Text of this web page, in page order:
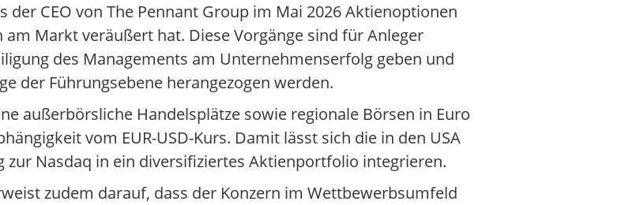
CEO von The Pennant Group im Mai 2026 Aktienoptionen
Markt veräußert hat. Diese Vorgänge sind für Anleger
des Managements am Unternehmenserfolg geben und
der Führungsebene herangezogen werden.
außerbörsliche Handelsplätze sowie regionale Börsen in Euro
vom EUR-USD-Kurs. Damit lässt sich die in den USA
Nasdaq in ein diversifiziertes Aktienportfolio integrieren.
zudem darauf, dass der Konzern im Wettbewerbsumfeld